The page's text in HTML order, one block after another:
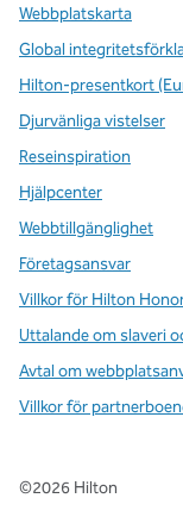
Webbplatskarta
Global
Hilton-presentkort
Djurvänliga vistelser
Reseinspiration
Hjälpcenter
Webbtillgänglighet
Företagsansvar
Villkor för Hilton
Uttalande om slaveri
Avtal om
Villkor för
©2026 Hilton